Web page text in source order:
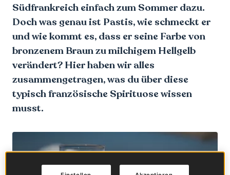
Südfrankreich einfach zum Sommer dazu.
Doch was genau ist Pastis, wie schmeckt er
und wie kommt es, dass er seine Farbe von
bronzenem Braun zu milchigem Hellgelb
verändert? Hier haben wir alles
zusammengetragen, was du über diese
typisch französische Spirituose wissen
musst.